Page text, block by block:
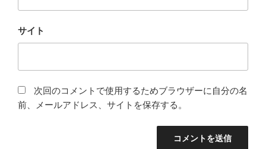
サイト
次回のコメントで使用するためブラウザーに自分の名
前、メールアドレス、サイトを保存する。